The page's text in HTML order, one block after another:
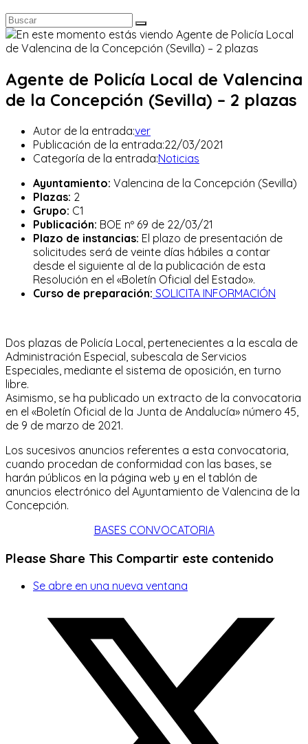
Agente de Policía Local de Valencina
de la Concepción (Sevilla) – 2 plazas
Autor de la entrada:ver
Publicación de la entrada:22/03/2021
Categoría de la entrada:Noticias
Ayuntamiento: Valencina de la Concepción (Sevilla)
Plazas: 2
Grupo: C1
Publicación: BOE nº 69 de 22/03/21
Plazo de instancias: El plazo de presentación de
solicitudes será de veinte días hábiles a contar
desde el siguiente al de la publicación de esta
Resolución en el «Boletín Oficial del Estado».
Curso de preparación: SOLICITA INFORMACIÓN
Dos plazas de Policía Local, pertenecientes a la escala de
Administración Especial, subescala de Servicios
Especiales, mediante el sistema de oposición, en turno
libre.
Asimismo, se ha publicado un extracto de la convocatoria
en el «Boletín Oficial de la Junta de Andalucía» número 45,
de 9 de marzo de 2021.
Los sucesivos anuncios referentes a esta convocatoria,
cuando procedan de conformidad con las bases, se
harán públicos en la página web y en el tablón de
anuncios electrónico del Ayuntamiento de Valencina de la
Concepción.
BASES CONVOCATORIA
Please Share This Compartir este contenido
Se abre en una nueva ventana